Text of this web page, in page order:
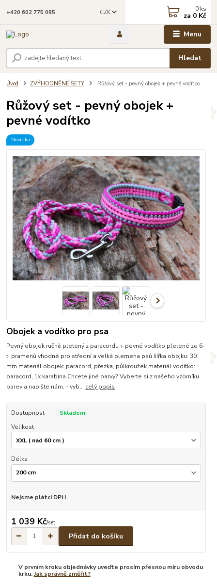
Menu
CZK
Hledat
+420 602 775 095 0 ks
za 0 Kč
Úvod ZVÝHODNĚNÉ SETY Růžový set - pevný obojek + pevné vodítko
Růžový set - pevný obojek +
pevné vodítko
Novinka
Obojek a vodítko pro psa
Pevný obojek ručně pletený z paracordu + pevné vodítko pletené ze 6-
ti pramenů vhodné pro střední a velká plemena psů šířka obojku: 30
mm materiál obojek: paracord, přezka, půlkroužek materiál vodítko:
paracord, 1x karabina Chcete jiné barvy? Vyberte si z našeho vzorníku
barev a napište nám. - vyb... celý popis
Dostupnost
Skladem
Velikost
Délka
Nejsme plátci DPH
1 039 Kč/set
Přidat do košíku
V prvním kroku objednávky uveďte prosím přesnou míru obvodu
krku.Jak správně změřit?